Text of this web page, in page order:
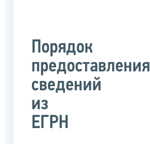
Порядок
предоставления
сведений
из
ЕГРН